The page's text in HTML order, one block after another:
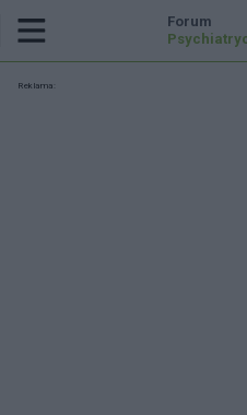
Forum
Reklama: